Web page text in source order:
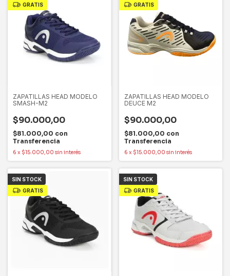
GRATIS
ZAPATILLAS HEAD MODELO
SMASH-M2
$90.000,00
$81.000,00 con
Transferencia
6 x $15.000,00 sin interés
GRATIS
ZAPATILLAS HEAD MODELO
DEUCE M2
$90.000,00
$81.000,00 con
Transferencia
6 x $15.000,00 sin interés
SIN STOCK
GRATIS
SIN STOCK
GRATIS